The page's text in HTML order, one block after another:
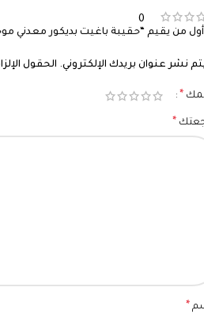
0
من يقيم “حقيبة باغيت بديكور معدني
نشر عنوان بريدك الإلكتروني. الحقول
*
*
*